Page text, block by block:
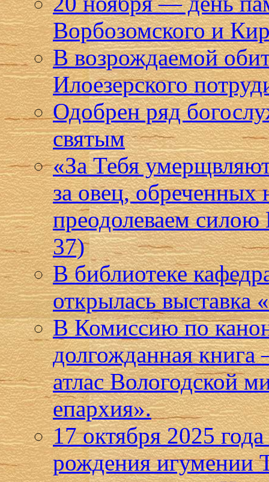
Ворбозомского и
В возрождаемой
Илоезерского
Одобрен ряд
святым
«За Тебя
за овец, обреченных
преодолеваем
37)
В библиотеке
открылась
В Комиссию по
долгожданная
атлас Вологодской
епархия».
17 октября 2025
рождения игумении